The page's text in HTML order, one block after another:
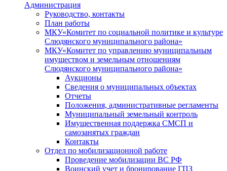
Администрация
Руководство, контакты
План работы
МКУ«Комитет по социальной политике и культуре
Слюдянского муниципального района»
МКУ«Комитет по управлению муниципальным
имуществом и земельным отношениям
Слюдянского муниципального района»
Аукционы
Сведения о муниципальных объектах
Отчеты
Положения, административные регламенты
Муниципальный земельный контроль
Имущественная поддержка СМСП и
самозанятых граждан
Контакты
Отдел по мобилизационной работе
Проведение мобилизации ВС РФ
Воинский учет и бронирование ГПЗ